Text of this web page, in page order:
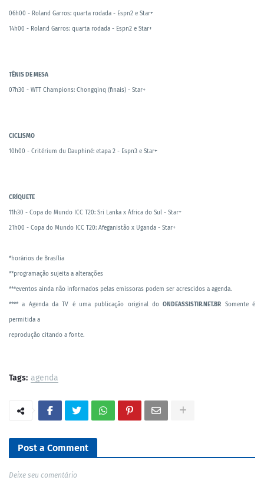
06h00 - Roland Garros: quarta rodada - Espn2 e Star+
14h00 - Roland Garros: quarta rodada - Espn2 e Star+
TÊNIS DE MESA
07h30 - WTT Champions: Chongqinq (finais) - Star+
CICLISMO
10h00 - Critérium du Dauphiné: etapa 2 - Espn3 e Star+
CRÍQUETE
11h30 - Copa do Mundo ICC T20: Sri Lanka x África do Sul - Star+
21h00 - Copa do Mundo ICC T20: Afeganistão x Uganda - Star+
*horários de Brasília
**programação sujeita a alterações
***eventos ainda não informados pelas emissoras podem ser acrescidos a agenda.
**** a Agenda da TV é uma publicação original doONDEASSISTIR.NET.BR Somente é
permitida a
reprodução citando a fonte.
Tags: agenda
Post a Comment
Deixe seu comentário